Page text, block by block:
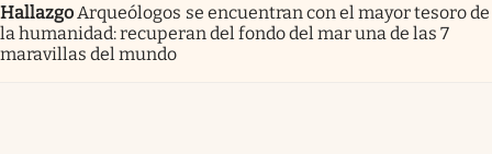
Hallazgo Arqueólogos se encuentran con el mayor tesoro de
la humanidad: recuperan del fondo del mar una de las 7
maravillas del mundo